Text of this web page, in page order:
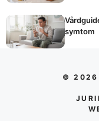
symtom
© 2026